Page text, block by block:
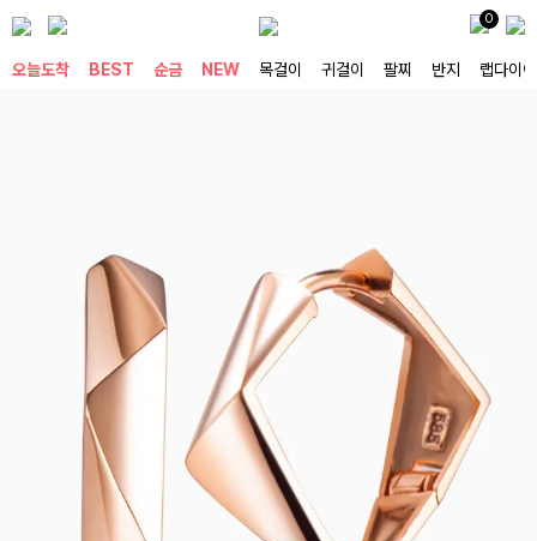
0
오늘도착 BEST 순금 NEW 목걸이 귀걸이 팔찌 반지 랩다이아